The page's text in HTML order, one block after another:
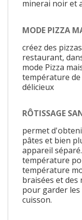
minerai noir et
MODE PIZZA
créez des
restaurant,
mode Pizza
température de
délicieux
RÔTISSAGE
permet
pâtes et bien
appareil
température
température
braisées et
pour garder les
cuisson.